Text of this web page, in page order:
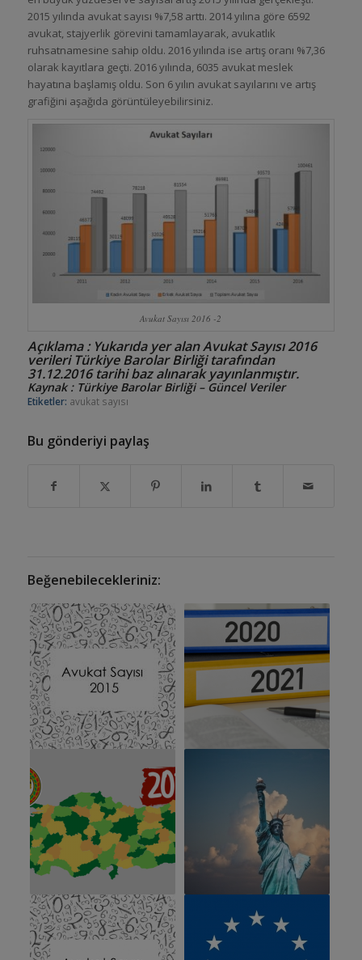
2015 yılında avukat sayısı %7,58 arttı. 2014 yılına göre 6592
avukat, stajyerlik görevini tamamlayarak, avukatlık
ruhsatnamesine sahip oldu. 2016 yılında ise artış oranı %7,36
olarak kayıtlara geçti. 2016 yılında, 6035 avukat meslek
hayatına başlamış oldu. Son 6 yılın avukat sayılarını ve artış
grafiğini aşağıda görüntüleyebilirsiniz.
Avukat Sayısı 2016 -2
Açıklama : Yukarıda yer alan Avukat Sayısı 2016
verileri Türkiye Barolar Birliği tarafından
31.12.2016 tarihi baz alınarak yayınlanmıştır.
Kaynak : Türkiye Barolar Birliği – Güncel Veriler
Etiketler: avukat sayısı
Bu gönderiyi paylaş
Beğenebilecekleriniz: